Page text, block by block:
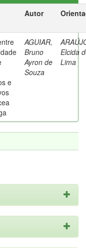
Autor
e
AGUIAR,
Bruno
Ayron de
Souza
Elcida
Lima